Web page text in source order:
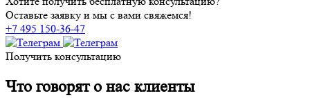
Оставьте заявку и мы с вами свяжемся!
+7 495 150-36-47
Получить консультацию
Что говорят о нас клиенты